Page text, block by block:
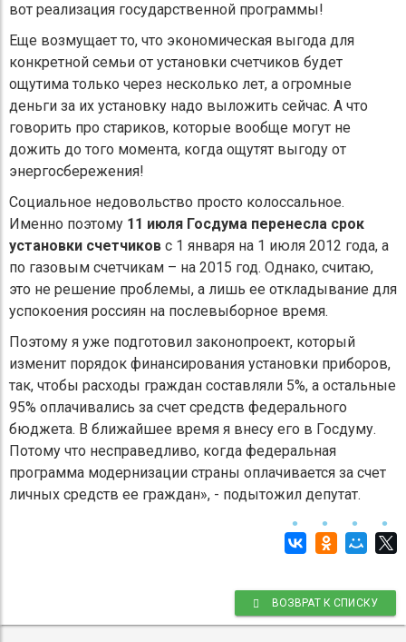
вот реализация государственной программы!
Еще возмущает то, что экономическая выгода для
конкретной семьи от установки счетчиков будет
ощутима только через несколько лет, а огромные
деньги за их установку надо выложить сейчас. А что
говорить про стариков, которые вообще могут не
дожить до того момента, когда ощутят выгоду от
энергосбережения!
Социальное недовольство просто колоссальное.
Именно поэтому 11 июля Госдума перенесла срок
установки счетчиков с 1 января на 1 июля 2012 года, а
по газовым счетчикам – на 2015 год. Однако, считаю,
это не решение проблемы, а лишь ее откладывание для
успокоения россиян на послевыборное время.
Поэтому я уже подготовил законопроект, который
изменит порядок финансирования установки приборов,
так, чтобы расходы граждан составляли 5%, а остальные
95% оплачивались за счет средств федерального
бюджета. В ближайшее время я внесу его в Госдуму.
Потому что несправедливо, когда федеральная
программа модернизации страны оплачивается за счет
личных средств ее граждан», - подытожил депутат.
ВОЗВРАТ К СПИСКУ